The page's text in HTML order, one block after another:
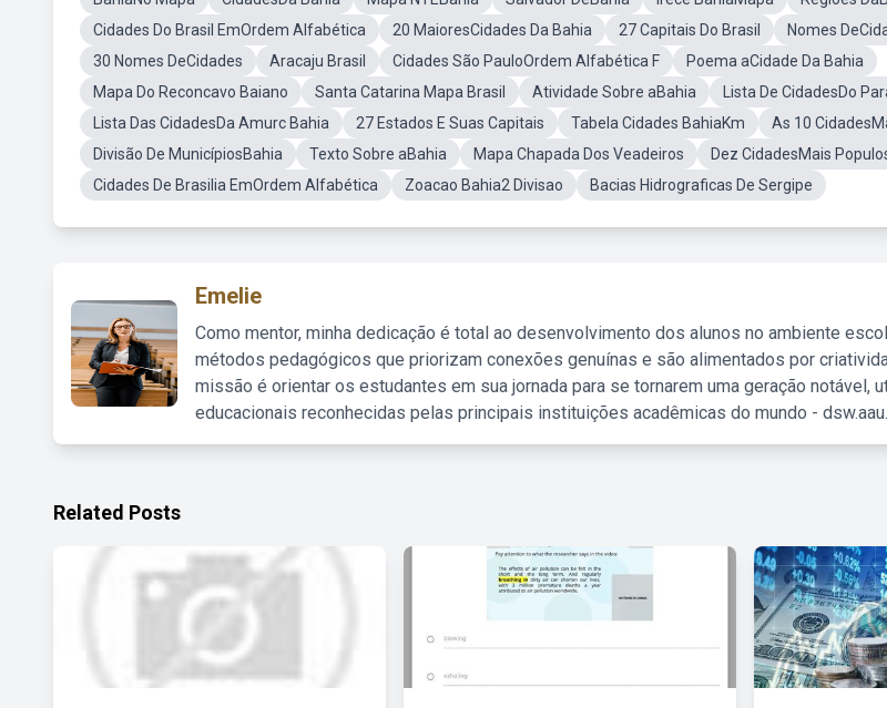
Cidades Do Brasil EmOrdem Alfabética
20 MaioresCidades Da Bahia 27 Capitais Do Brasil
Nomes
30 Nomes DeCidades
Aracaju Brasil Cidades São PauloOrdem Alfabética F
Poema aCidade Da Bahia
Mapa Do Reconcavo Baiano
Santa Catarina Mapa Brasil Atividade Sobre aBahia
Lista De CidadesDo
Lista Das CidadesDa Amurc Bahia
27 Estados E Suas Capitais Tabela Cidades BahiaKm
As 10
Divisão De MunicípiosBahia
Texto Sobre aBahia Mapa Chapada Dos Veadeiros
Dez CidadesMais
Cidades De Brasilia EmOrdem Alfabética
Zoacao Bahia2 Divisao Bacias Hidrograficas De Sergipe
Emelie
Como mentor, minha dedicação é total ao desenvolvimento dos alunos no ambiente
métodos pedagógicos que priorizam conexões genuínas e são alimentados por
missão é orientar os estudantes em sua jornada para se tornarem uma geração notável,
educacionais reconhecidas pelas principais instituições acadêmicas do mundo -
Related Posts